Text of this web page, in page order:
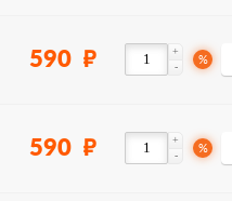
590 -
+
%
590 -
+
%